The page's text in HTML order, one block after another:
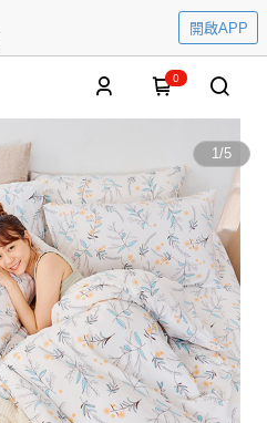
開啟APP
0
1/5